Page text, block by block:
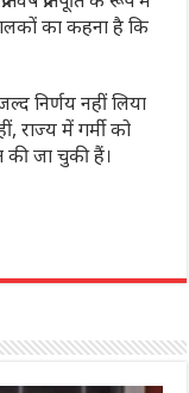
का कहना है कि
निर्णय नहीं लिया
राज्य में गर्मी को
की जा चुकी हैं।